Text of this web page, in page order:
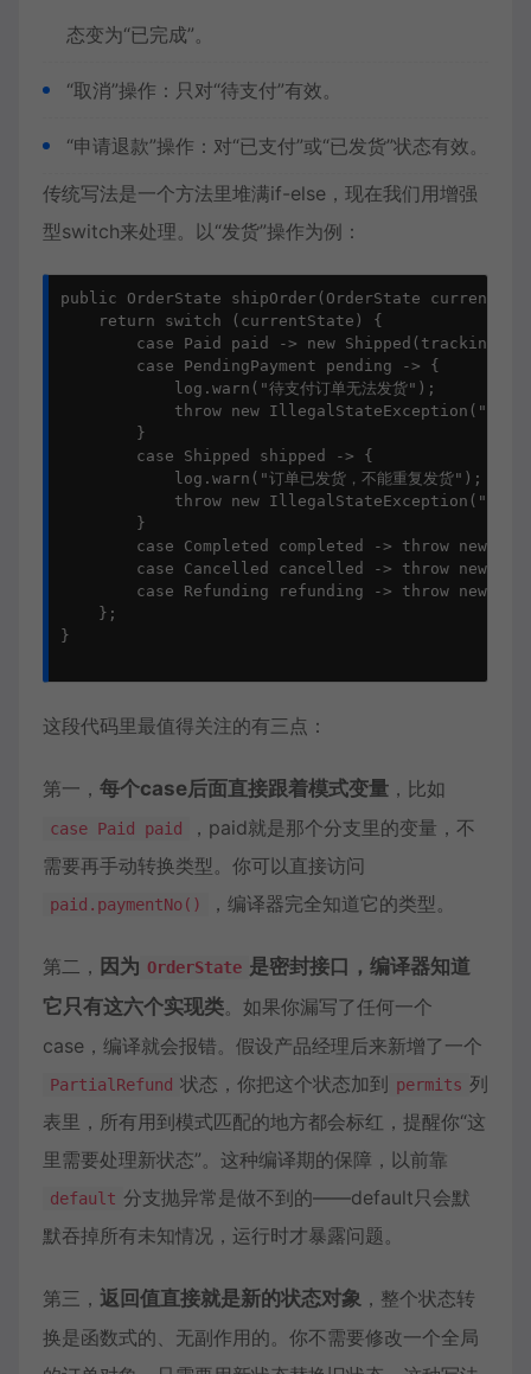
态变为“已完成”。
“取消”操作：只对“待支付”有效。
“申请退款”操作：对“已支付”或“已发货”状态有效。
传统写法是一个方法里堆满if-else，现在我们用增强
型switch来处理。以“发货”操作为例：
public OrderState shipOrder(OrderState
    return switch (currentState) {
case Paid paid -> new
        case PendingPayment pending -> {
            log.warn("待支付订单无法发货");
throw new IllegalStateException("订单尚
        }
        case Shipped shipped -> {
            log.warn("订单已发货，不能重复发货");
throw new IllegalStateException("订单
        }
case Completed completed -> throw new
case Cancelled cancelled -> throw new
case Refunding refunding -> throw new
    };
}
这段代码里最值得关注的有三点：
第一， 每个case后面直接跟着模式变量 ，比如
case Paid paid
，paid就是那个分支里的变量，不
需要再手动转换类型。你可以直接访问
paid.paymentNo() ，编译器完全知道它的类型。
第二， 因为 OrderState 是密封接口，编译器知道
它只有这六个实现类。如果你漏写了任何一个
case，编译就会报错。假设产品经理后来新增了一个
PartialRefund 状态，你把这个状态加到 permits 列
表里，所有用到模式匹配的地方都会标红，提醒你“这
里需要处理新状态”。这种编译期的保障，以前靠
default 分支抛异常是做不到的——default只会默
默吞掉所有未知情况，运行时才暴露问题。
第三， 返回值直接就是新的状态对象 ，整个状态转
换是函数式的、无副作用的。你不需要修改一个全局